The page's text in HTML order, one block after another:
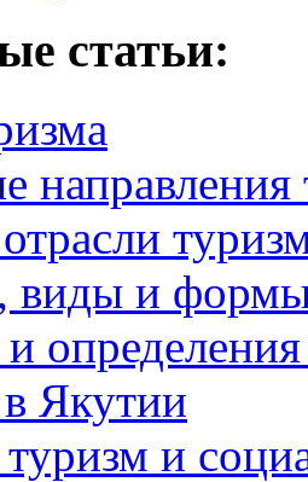
статьи:
направления
виды и
Якутии
и